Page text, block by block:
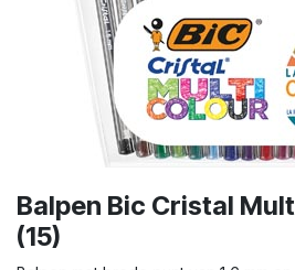
Balpen Bic Cristal
(15)